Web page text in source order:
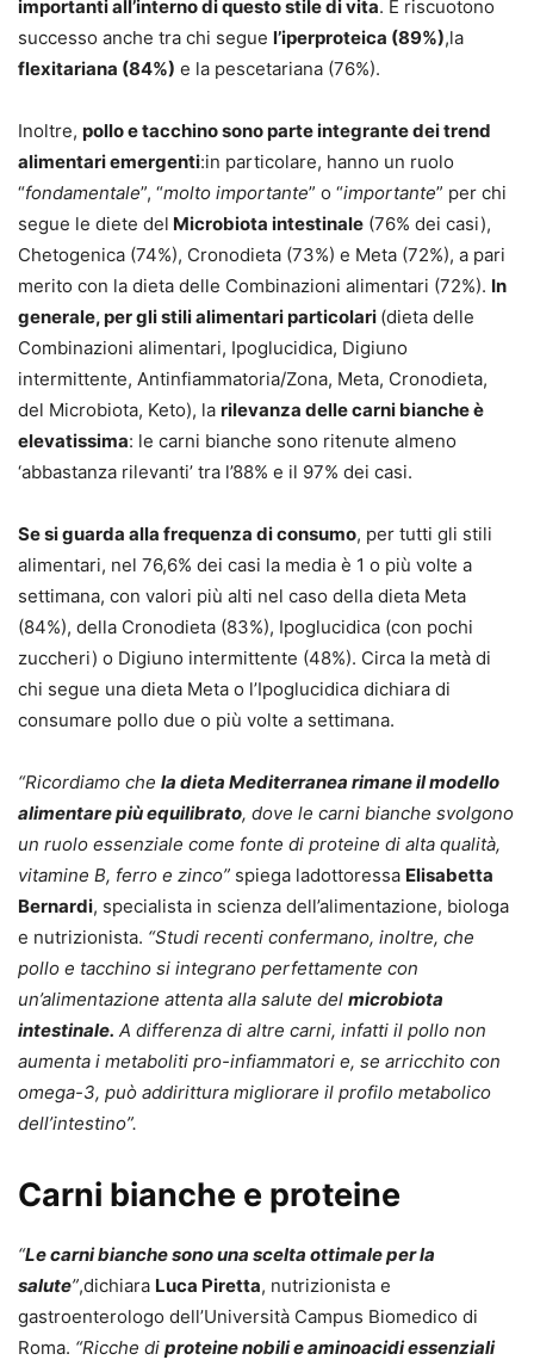
importanti all’interno di questo stile di vita. E riscuotono
successo anche tra chi segue l’iperproteica (89%),la
flexitariana (84%) e la pescetariana (76%).
Inoltre, pollo e tacchino sono parte integrante dei trend
alimentari emergenti:in particolare, hanno un ruolo
“fondamentale”, “molto importante” o “importante” per chi
segue le diete del Microbiota intestinale (76% dei casi),
Chetogenica (74%), Cronodieta (73%) e Meta (72%), a pari
merito con la dieta delle Combinazioni alimentari (72%). In
generale, per gli stili alimentari particolari (dieta delle
Combinazioni alimentari, Ipoglucidica, Digiuno
intermittente, Antinfiammatoria/Zona, Meta, Cronodieta,
del Microbiota, Keto), la rilevanza delle carni bianche è
elevatissima: le carni bianche sono ritenute almeno
‘abbastanza rilevanti’ tra l’88% e il 97% dei casi.
Se si guarda alla frequenza di consumo, per tutti gli stili
alimentari, nel 76,6% dei casi la media è 1 o più volte a
settimana, con valori più alti nel caso della dieta Meta
(84%), della Cronodieta (83%), Ipoglucidica (con pochi
zuccheri) o Digiuno intermittente (48%). Circa la metà di
chi segue una dieta Meta o l’Ipoglucidica dichiara di
consumare pollo due o più volte a settimana.
“Ricordiamo che la dieta Mediterranea rimane il modello
alimentare più equilibrato, dove le carni bianche svolgono
un ruolo essenziale come fonte di proteine di alta qualità,
vitamine B, ferro e zinco” spiega ladottoressa Elisabetta
Bernardi, specialista in scienza dell’alimentazione, biologa
e nutrizionista. “Studi recenti confermano, inoltre, che
pollo e tacchino si integrano perfettamente con
un’alimentazione attenta alla salute del microbiota
intestinale. A differenza di altre carni, infatti il pollo non
aumenta i metaboliti pro-infiammatori e, se arricchito con
omega-3, può addirittura migliorare il profilo metabolico
dell’intestino”.
Carni bianche e proteine
“Le carni bianche sono una scelta ottimale per la
salute”,dichiara Luca Piretta, nutrizionista e
gastroenterologo dell’Università Campus Biomedico di
Roma. “Ricche di proteine nobili e aminoacidi essenziali